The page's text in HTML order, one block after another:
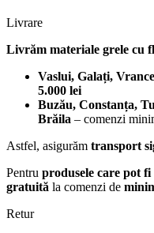
Livrare
Livrăm materiale grele cu
Vaslui, Galați,
5.000 lei
Buzău, Constanța,
Brăila – comenzi
Astfel, asigurăm transport
Pentru produsele care pot
gratuită la comenzi de
Retur